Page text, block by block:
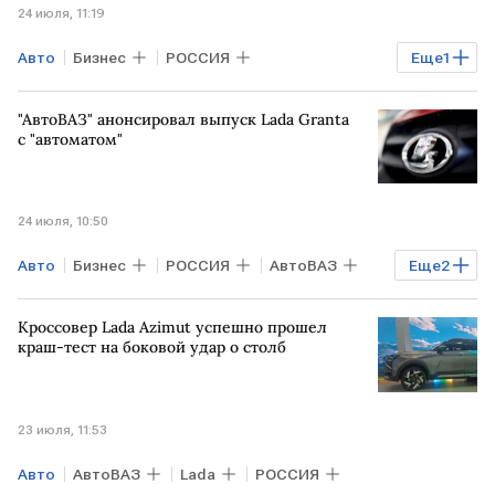
24 июля, 11:19
Еще1
Авто Бизнес РОССИЯ
Минпромторг
"АвтоВАЗ" анонсировал выпуск Lada Granta
с "автоматом"
24 июля, 10:50
Еще2
Авто Бизнес РОССИЯ АвтоВАЗ
Lada Granta Lada
Кроссовер Lada Azimut успешно прошел
краш-тест на боковой удар о столб
23 июля, 11:53
Авто АвтоВАЗ Lada РОССИЯ